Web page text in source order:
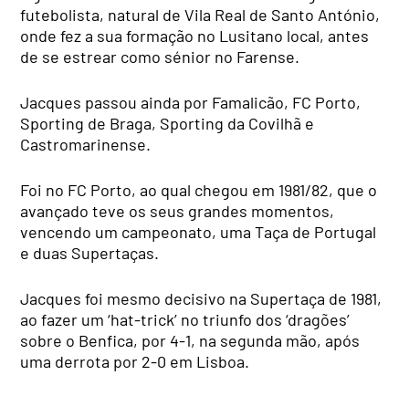
futebolista, natural de Vila Real de Santo António,
onde fez a sua formação no Lusitano local, antes
de se estrear como sénior no Farense.
Jacques passou ainda por Famalicão, FC Porto,
Sporting de Braga, Sporting da Covilhã e
Castromarinense.
Foi no FC Porto, ao qual chegou em 1981/82, que o
avançado teve os seus grandes momentos,
vencendo um campeonato, uma Taça de Portugal
e duas Supertaças.
Jacques foi mesmo decisivo na Supertaça de 1981,
ao fazer um ‘hat-trick’ no triunfo dos ‘dragões’
sobre o Benfica, por 4-1, na segunda mão, após
uma derrota por 2-0 em Lisboa.